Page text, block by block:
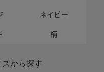
ネイビー
柄
から探す